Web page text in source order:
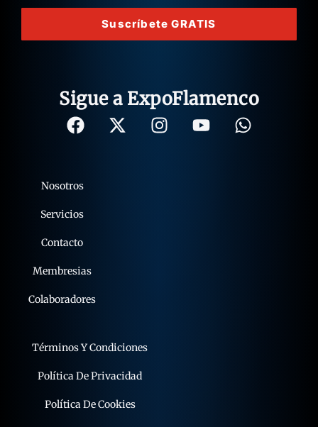
Suscríbete GRATIS
Sigue a ExpoFlamenco
Términos Y Condiciones
Política De Privacidad
Política De Cookies
Nosotros
Servicios
Contacto
Membresias
Colaboradores